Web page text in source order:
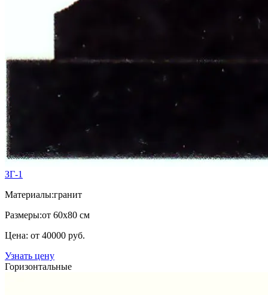
ЗГ-1
Материалы:гранит
Размеры:от 60х80 см
Цена: от 40000 руб.
Узнать цену
Горизонтальные